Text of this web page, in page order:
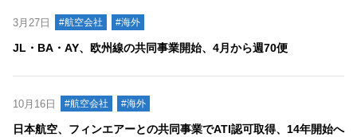
3月27日 #航空会社 #海外
JL・BA・AY、欧州線の共同事業開始、4月から週70便
10月16日 #航空会社 #海外
日本航空、フィンエアーとの共同事業でATI認可取得、14年開始へ